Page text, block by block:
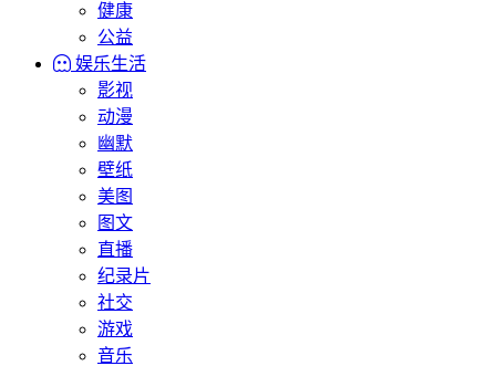
健康
公益
娱乐生活
影视
动漫
幽默
壁纸
美图
图文
直播
纪录片
社交
游戏
音乐